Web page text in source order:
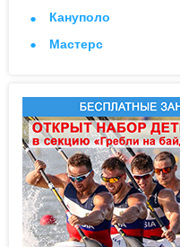
Кануполо
Мастерс